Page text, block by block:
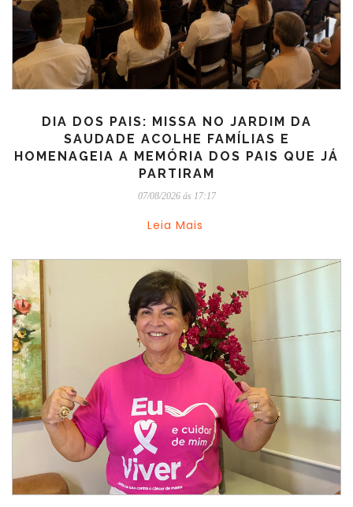
DIA DOS PAIS: MISSA NO JARDIM DA
SAUDADE ACOLHE FAMÍLIAS E
HOMENAGEIA A MEMÓRIA DOS PAIS QUE JÁ
PARTIRAM
07/08/2026 ás 17:17
Leia Mais